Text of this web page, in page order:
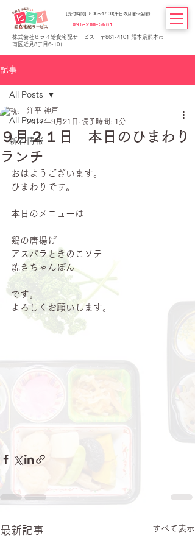
[受付時間] 8:00～17:00(平日の月曜～金曜)
096-288-5681
株式会社ヒライ給食宅配サービス 〒861-4101 熊本県熊本市
南区近見8丁目6-101
記事
All Posts
新着情報
All Posts
９月２１日 本日のひまわり
ランチ
洋平 神戸
2017年9月21日 読了時間: 1分
おはようございます。
ひまわりです。
本日のメニューは
鶏の唐揚げ
アスパラときのこソテー
焼きちゃんぽん
です。
よろしくお願いします。
最新記事 すべて表示